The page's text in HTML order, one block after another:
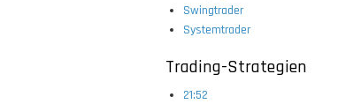
Swingtrader
Systemtrader
Trading-Strategien
21:52